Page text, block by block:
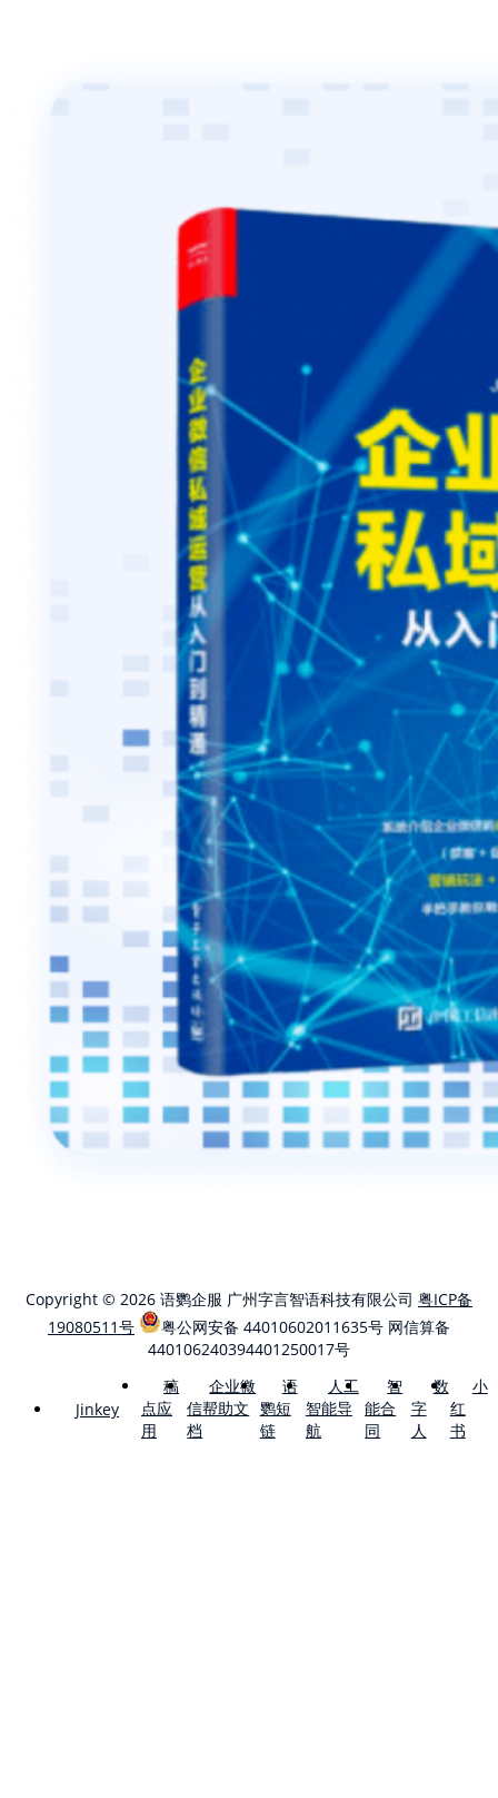
Copyright © 2026 语鹦企服 广州字言智语科技有限公司 粤ICP备
19080511号
粤公网安备 44010602011635号 网信算备
440106240394401250017号
Jinkey
稿
点应
用
企业微
信帮助文
档
语
鹦短
链
人工
智能导
航
智
能合
同
数
字
人
小
红
书